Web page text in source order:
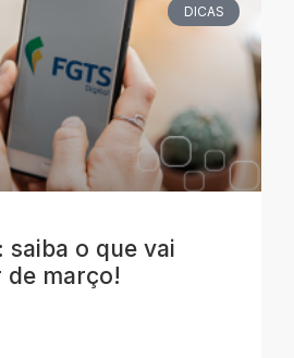
DICAS
saiba o que vai
março!